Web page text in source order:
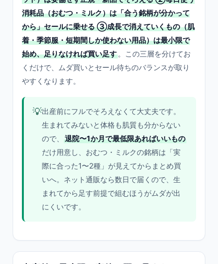
消耗品（おむつ・ミルク）は「合う銘柄が分かって
から」セールに乗せる ③成長で消えていくもの（肌
着・季節服・短期間しか使わない用品）は最小限で
始め、足りなければ買い足す。この三層を分けてお
くだけで、ムダ買いとセール待ちのバランスが取り
やすくなります。
💡出産前にフルでそろえなくて大丈夫です。
生まれてみないと体格も肌質も分からない
ので、
退院〜1か月で最低限あればいいもの
だけ用意し、おむつ・ミルクの銘柄は「実
際に合った1〜2種」が見えてからまとめ買
いへ。ネット通販なら数日で届くので、生
まれてから足す前提で組むほうがムダが出
にくいです。